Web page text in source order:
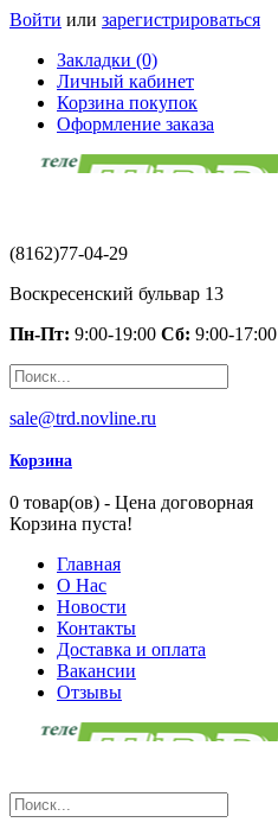
Войти или зарегистрироваться
Закладки (0)
Личный кабинет
Корзина покупок
Оформление заказа
(8162)77-04-29
Воскресенский бульвар 13
Пн-Пт: 9:00-19:00 Сб: 9:00-17:00
sale@trd.novline.ru
Корзина
0 товар(ов) - Цена договорная
Корзина пуста!
Главная
О Нас
Новости
Контакты
Доставка и оплата
Вакансии
Отзывы